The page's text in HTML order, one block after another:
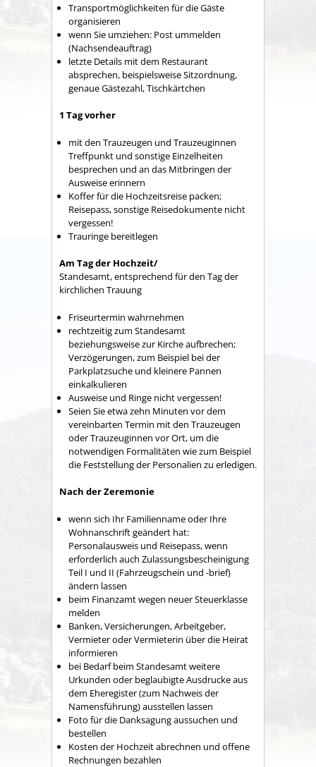
Transportmöglichkeiten für die Gäste
organisieren
wenn Sie umziehen: Post ummelden
(Nachsendeauftrag)
letzte Details mit dem Restaurant
absprechen, beispielsweise Sitzordnung,
genaue Gästezahl, Tischkärtchen
1 Tag vorher
mit den Trauzeugen und Trauzeuginnen
Treffpunkt und sonstige Einzelheiten
besprechen und an das Mitbringen der
Ausweise erinnern
Koffer für die Hochzeitsreise packen;
Reisepass, sonstige Reisedokumente nicht
vergessen!
Trauringe bereitlegen
Am Tag der Hochzeit/
Standesamt, entsprechend für den Tag der
kirchlichen Trauung
Friseurtermin wahrnehmen
rechtzeitig zum Standesamt
beziehungsweise zur Kirche aufbrechen;
Verzögerungen, zum Beispiel bei der
Parkplatzsuche und kleinere Pannen
einkalkulieren
Ausweise und Ringe nicht vergessen!
Seien Sie etwa zehn Minuten vor dem
vereinbarten Termin mit den Trauzeugen
oder Trauzeuginnen vor Ort, um die
notwendigen Formalitäten wie zum Beispiel
die Feststellung der Personalien zu erledigen.
Nach der Zeremonie
wenn sich Ihr Familienname oder Ihre
Wohnanschrift geändert hat:
Personalausweis und Reisepass, wenn
erforderlich auch Zulassungsbescheinigung
Teil I und II (Fahrzeugschein und -brief)
ändern lassen
beim Finanzamt wegen neuer Steuerklasse
melden
Banken, Versicherungen, Arbeitgeber,
Vermieter oder Vermieterin über die Heirat
informieren
bei Bedarf beim Standesamt weitere
Urkunden oder beglaubigte Ausdrucke aus
dem Eheregister (zum Nachweis der
Namensführung) ausstellen lassen
Foto für die Danksagung aussuchen und
bestellen
Kosten der Hochzeit abrechnen und offene
Rechnungen bezahlen